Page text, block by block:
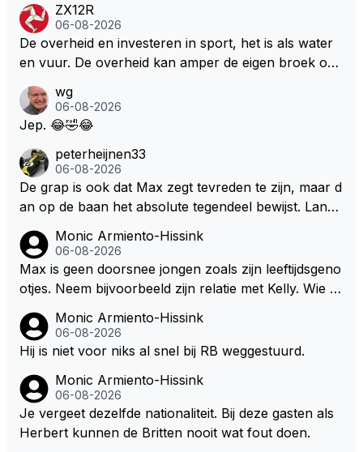
ters zullen steunen laat staan om een euro in het cir
cuit Zandvoort te steken
Marquez/Jos ? Veel gezelliger
ZX12R
06-08-2026
De overheid en investeren in sport, het is als water
en vuur. De overheid kan amper de eigen broek oph
s. Je kunt de Staat het best vergelijken met de sherif
f van Nottinghem (Robin Hood) welk achter de bom
m/haar van zijn laatste zuurverdiende stuiver te ber
oven. De Staat heeft nooit ooit maar een stuiver in Z
andvoort willen investeren en dat zal ook nooit gebe
uren. Afdragen van BTW gelden en vergunningen bi
j dergelijke sportievefestiviteiten MOET je dan weer
wel afstaan, de parasiet.
wg
06-08-2026
Jep. 😂🤣😂
peterheijnen33
06-08-2026
De grap is ook dat Max zegt tevreden te zijn, maar d
an op de baan het absolute tegendeel bewijst. Lando
dan eigenlijk niet echt zien. ;)
Monic Armiento-Hissink
06-08-2026
Max is geen doorsnee jongen zoals zijn leeftijdsgeno
otjes. Neem bijvoorbeeld zijn relatie met Kelly. Wie g
artjes ouder is en al een kleine heeft van een voorm
alig RB-lid op de leeftijd van 23 jaar? Hij doet dingen
oon. Ieder jaar is er in Hongarije een uitje voor zijn t
eam. Op 28-jarige leeftijd is hij al eigenaar van een su
ccesvol raceteam. Hij is niet alleen speciaal in de aut
Monic Armiento-Hissink
06-08-2026
Hij is niet voor niks al snel bij RB weggestuurd.
Monic Armiento-Hissink
06-08-2026
Je vergeet dezelfde nationaliteit. Bij deze gasten als
Herbert kunnen de Britten nooit wat fout doen.